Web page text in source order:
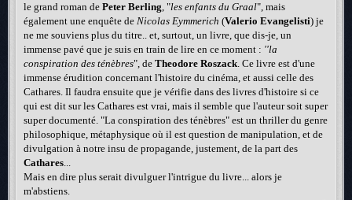
le grand roman de Peter Berling, "les enfants du Graal", mais
également une enquête de Nicolas Eymmerich (Valerio Evangelisti) je
ne me souviens plus du titre.. et, surtout, un livre, que dis-je, un
immense pavé que je suis en train de lire en ce moment : ''la
conspiration des ténèbres", de Theodore Roszack. Ce livre est d'une
immense érudition concernant l'histoire du cinéma, et aussi celle des
Cathares. Il faudra ensuite que je vérifie dans des livres d'histoire si ce
qui est dit sur les Cathares est vrai, mais il semble que l'auteur soit super
super documenté. "La conspiration des ténèbres" est un thriller du genre
philosophique, métaphysique où il est question de manipulation, et de
divulgation à notre insu de propagande, justement, de la part des
Cathares...
Mais en dire plus serait divulguer l'intrigue du livre... alors je
m'abstiens.